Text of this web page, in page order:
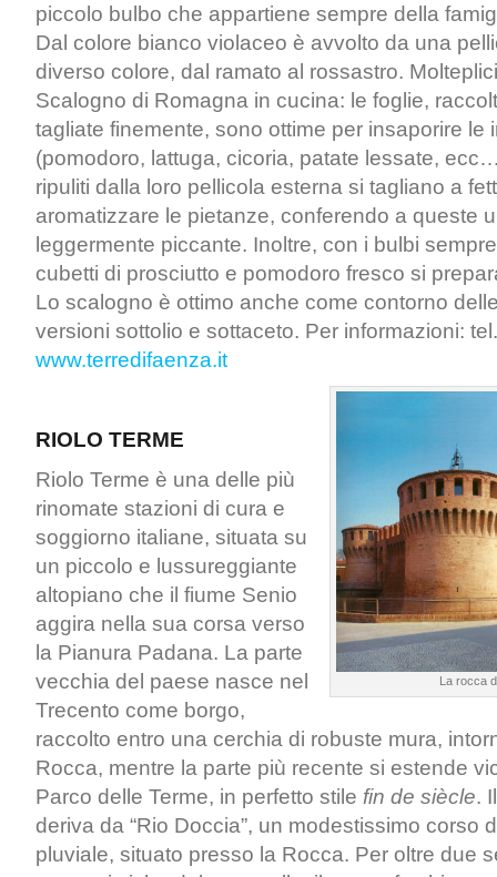
piccolo bulbo che appartiene sempre della
Dal colore bianco violaceo è avvolto da una
diverso colore, dal ramato al rossastro.
Scalogno di Romagna in cucina: le foglie,
tagliate finemente, sono ottime per insaporire le
(pomodoro, lattuga, cicoria, patate lessate,
ripuliti dalla loro pellicola esterna si tagliano a
aromatizzare le pietanze, conferendo a queste
leggermente piccante. Inoltre, con i bulbi
cubetti di prosciutto e pomodoro fresco si
Lo scalogno è ottimo anche come contorno
versioni sottolio e sottaceto. Per informazioni:
www.terredifaenza.it
La rocca
RIOLO TERME
Riolo Terme è una delle più
rinomate stazioni di cura e
soggiorno italiane, situata su
un piccolo e lussureggiante
altopiano che il fiume Senio
aggira nella sua corsa verso
la Pianura Padana. La parte
vecchia del paese nasce nel
Trecento come borgo,
raccolto entro una cerchia di robuste mura,
Rocca, mentre la parte più recente si estende
Parco delle Terme, in perfetto stile fin de siècle.
deriva da “Rio Doccia”, un modestissimo corso
pluviale, situato presso la Rocca. Per oltre due